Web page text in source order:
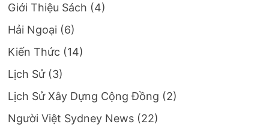
Giới Thiệu Sách (4)
Hải Ngoại (6)
Kiến Thức (14)
Lịch Sử(3)
Lịch Sử Xây Dựng Cộng Đồng (2)
Người Việt Sydney News (22)